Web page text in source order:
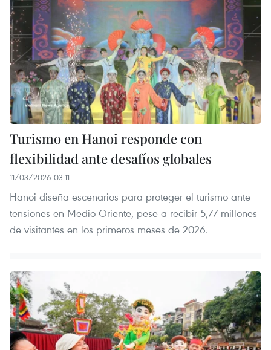
Turismo en Hanoi responde con
flexibilidad ante desafíos globales
11/03/2026 03:11
Hanoi diseña escenarios para proteger el turismo ante
tensiones en Medio Oriente, pese a recibir 5,77 millones
de visitantes en los primeros meses de 2026.